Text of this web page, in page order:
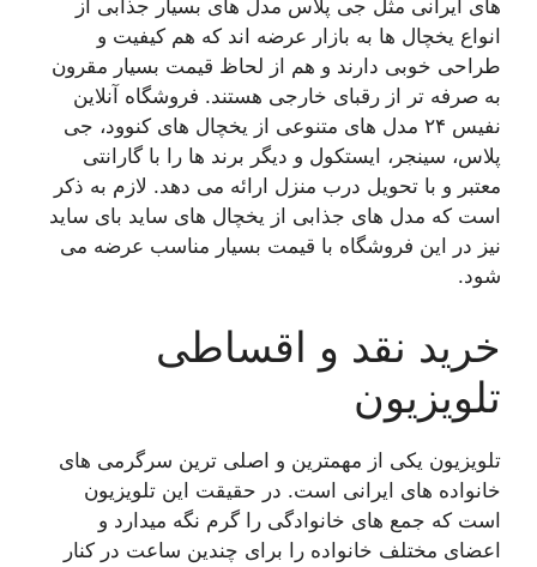
های ایرانی مثل جی پلاس مدل های بسیار جذابی از
انواع یخچال ها به بازار عرضه اند که هم کیفیت و
طراحی خوبی دارند و هم از لحاظ قیمت بسیار مقرون
به صرفه تر از رقبای خارجی هستند. فروشگاه آنلاین
نفیس ۲۴ مدل های متنوعی از یخچال های کنوود، جی
پلاس، سینجر، ایستکول و دیگر برند ها را با گارانتی
معتبر و با تحویل درب منزل ارائه می دهد. لازم به ذکر
است که مدل های جذابی از یخچال های ساید بای ساید
نیز در این فروشگاه با قیمت بسیار مناسب عرضه می
شود.
خرید نقد و اقساطی
تلویزیون
تلویزیون یکی از مهمترین و اصلی ترین سرگرمی های
خانواده های ایرانی است. در حقیقت این تلویزیون
است که جمع های خانوادگی را گرم نگه میدارد و
اعضای مختلف خانواده را برای چندین ساعت در کنار